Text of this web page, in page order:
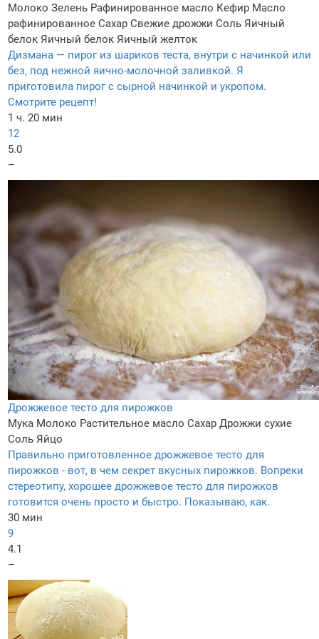
Молоко Зелень Рафинированное масло Кефир Масло
рафинированное Сахар Свежие дрожжи Соль Яичный
белок Яичный белок Яичный желток
Дизмана — пирог из шариков теста, внутри с начинкой или
без, под нежной яично-молочной заливкой. Я
приготовила пирог с сырной начинкой и укропом.
Смотрите рецепт!
1 ч. 20 мин
12
5.0
–
Дрожжевое тесто для пирожков
Мука Молоко Растительное масло Сахар Дрожжи сухие
Соль Яйцо
Правильно приготовленное дрожжевое тесто для
пирожков - вот, в чем секрет вкусных пирожков. Вопреки
стереотипу, хорошее дрожжевое тесто для пирожков
готовится очень просто и быстро. Показываю, как.
30 мин
9
4.1
–